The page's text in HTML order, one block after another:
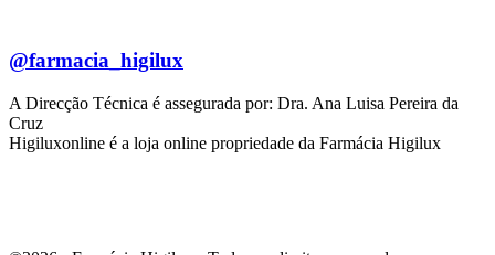
@farmacia_higilux
A Direcção Técnica é assegurada por: Dra. Ana Luisa Pereira da
Cruz
Higiluxonline é a loja online propriedade da Farmácia Higilux